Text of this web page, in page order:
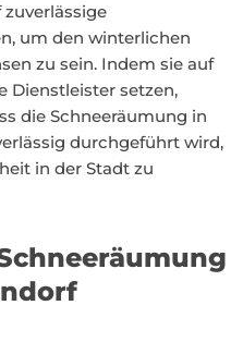
um den winterlichen
zu sein. Indem sie auf
Dienstleister setzen,
die Schneeräumung in
durchgeführt wird,
in der Stadt zu